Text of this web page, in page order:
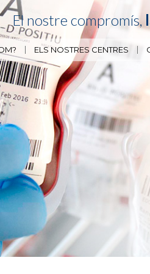
El nostre compromís,
ELS NOSTRES CENTRES